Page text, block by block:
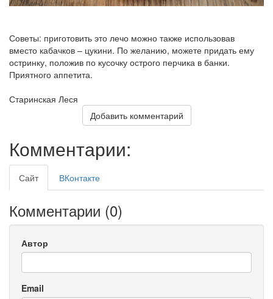
Советы: приготовить это лечо можно также использовав
вместо кабачков – цукини. По желанию, можете придать ему
остринку, положив по кусочку острого перчика в банки.
Приятного аппетита.
Старинская Леся
Добавить комментарий
Комментарии:
Сайт ВКонтакте
Комментарии (0)
Автор
Email